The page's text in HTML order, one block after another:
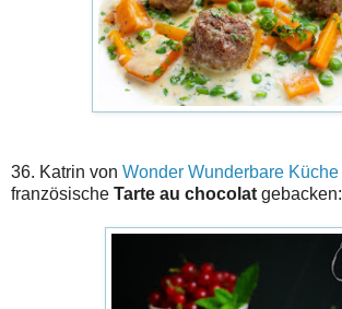
36. Katrin von Wonder Wunderbare Küche
französische Tarte au chocolat gebacken: